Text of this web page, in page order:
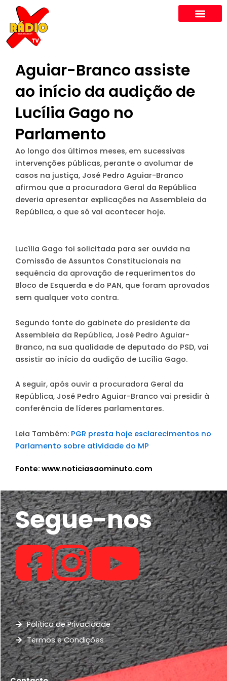
content
Aguiar-Branco assiste
ao início da audição de
Lucília Gago no
Parlamento
Ao longo dos últimos meses, em sucessivas
intervenções públicas, perante o avolumar de
casos na justiça, José Pedro Aguiar-Branco
afirmou que a procuradora Geral da República
deveria apresentar explicações na Assembleia da
República, o que só vai acontecer hoje.
Lucília Gago foi solicitada para ser ouvida na
Comissão de Assuntos Constitucionais na
sequência da aprovação de requerimentos do
Bloco de Esquerda e do PAN, que foram aprovados
sem qualquer voto contra.
Segundo fonte do gabinete do presidente da
Assembleia da República, José Pedro Aguiar-
Branco, na sua qualidade de deputado do PSD, vai
assistir ao início da audição de Lucília Gago.
A seguir, após ouvir a procuradora Geral da
República, José Pedro Aguiar-Branco vai presidir à
conferência de líderes parlamentares.
Leia Também: PGR presta hoje esclarecimentos no
Parlamento sobre atividade do MP
Fonte: www.noticiasaominuto.com
Segue-nos
Política de Privacidade
Termos e Condições